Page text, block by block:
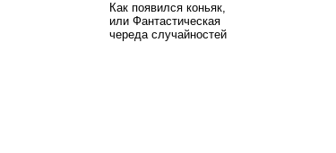
Как появился коньяк,
или Фантастическая
череда случайностей